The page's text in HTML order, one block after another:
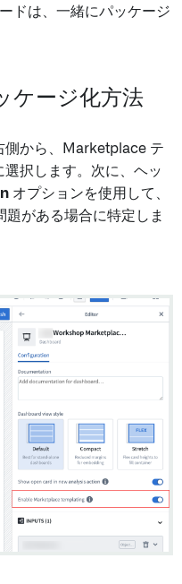
ドは、一緒にパッケージ
ケージ化方法
側から、Marketplace テ
択します。次に、ヘッ
オプションを使用して、
がある場合に特定しま